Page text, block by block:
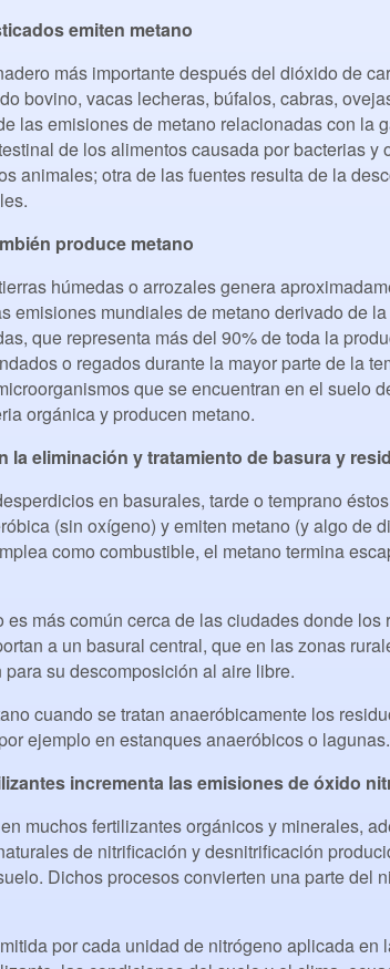
emiten metano
más importante después del dióxido de
bovino, vacas lecheras, búfalos, cabras,
las emisiones de metano relacionadas con la
de los alimentos causada por bacterias y
animales; otra de las fuentes resulta de la
produce metano
húmedas o arrozales genera
emisiones mundiales de metano derivado de
que representa más del 90% de toda la
o regados durante la mayor parte de la
que se encuentran en el suelo
orgánica y producen metano.
la eliminación y tratamiento de basura y
en basurales, tarde o temprano
(sin oxígeno) y emiten metano (y algo de
como combustible, el metano termina
es más común cerca de las ciudades donde
a un basural central, que en las zonas
su descomposición al aire libre.
cuando se tratan anaeróbicamente los
ejemplo en estanques anaeróbicos o lagunas.
incrementa las emisiones de óxido
muchos fertilizantes orgánicos y minerales,
de nitrificación y desnitrificación
Dichos procesos convierten una parte del
por cada unidad de nitrógeno aplicada en